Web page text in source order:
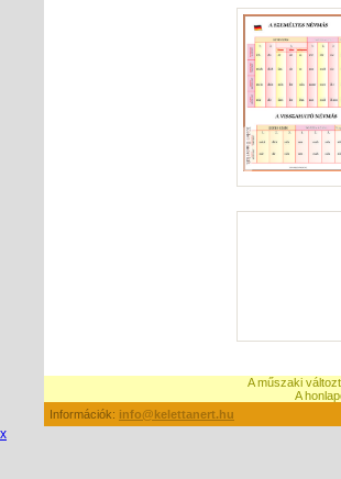
A műszaki
A
Információk: info@kelettanert.hu
x